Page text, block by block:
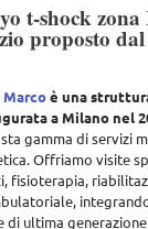
t-shock
proposto
è una
a Milano nel
gamma di servizi
Offriamo visite
fisioterapia,
di ultima